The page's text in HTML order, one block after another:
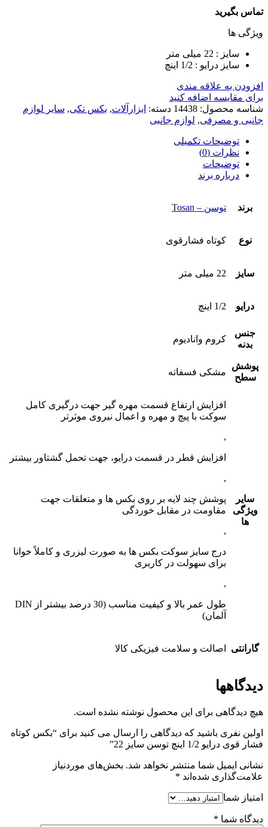
تماس بگیرید
ویژگی ها
سایز : 22 میلی متر
سایز درایو : 1/2 اینچ
افزودن به علاقه مندی
برای مقایسه اضافه کنید
شناسه محصول: 14438 دسته: ابزارآلات, بکس تکی, سایر لوازم
جانبی و مصرفی, لوازم جانبی
توضیحات تکمیلی
نظرات (0)
توضیحات
درباره برند
برند توسن – Tosan
نوع کوتاه فشارقوی
سایز 22 میلی متر
درایو 1/2 اینچ
جنس
بدنه
کروم وانادیوم
پوشش
سطح
مشکی فسفاته
سایر
ویژگی
ها
افزایش ارتفاع قسمت مهره گیر جهت درگیری کامل
سوکت با پیچ و مهره و اعمال نیروی موثرتر
,
افزایش قطر در قسمت درایو، جهت تحمل گشتاور بیشتر
,
پوشش چند لایه بر روی بکس ها و متعلقات جهت
مقاومت در مقابل خوردگی
,
درج سایز سوکت بکس ها به صورت لیزری و کاملاً خوانا
برای سهولت در کاربری
,
طول عمر بالا و کیفیت مناسب (30 درصد بیشتر از DIN
آلمان)
گارانتی اصالت و سلامت فیزیکی کالا
دیدگاهها
هیچ دیدگاهی برای این محصول نوشته نشده است.
اولین نفری باشید که دیدگاهی را ارسال می کنید برای “بکس کوتاه
فشار قوی درایو 1/2 اینچ توسن سایز 22”
نشانی ایمیل شما منتشر نخواهد شد. بخش‌های موردنیاز
علامت‌گذاری شده‌اند *
امتیاز شما
دیدگاه شما *